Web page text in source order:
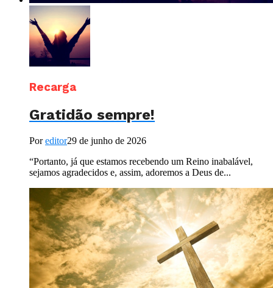
Recarga
Gratidão sempre!
Poreditor29 de junho de 2026
“Portanto, já que estamos recebendo um Reino inabalável,
sejamos agradecidos e, assim, adoremos a Deus de...